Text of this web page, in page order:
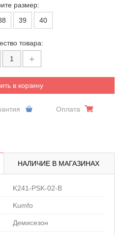
размер:
39 40
товара:
в корзину
Оплата
НАЛИЧИЕ В МАГАЗИНАХ
K241-PSK-02-B
Kumfo
Демисезон